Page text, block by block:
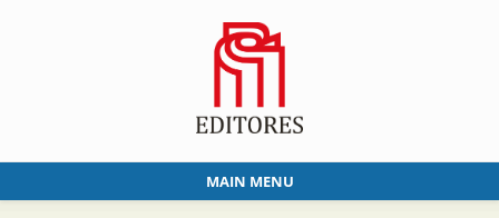
MAIN MENU